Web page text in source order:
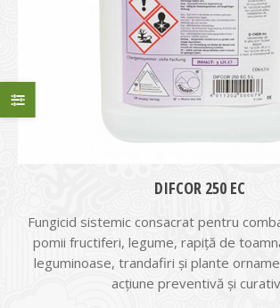
DIFCOR 250 EC
Fungicid sistemic consacrat pentru
pomii fructiferi, legume, rapiţă de
leguminoase, trandafiri şi plante
acţiune preventivă şi